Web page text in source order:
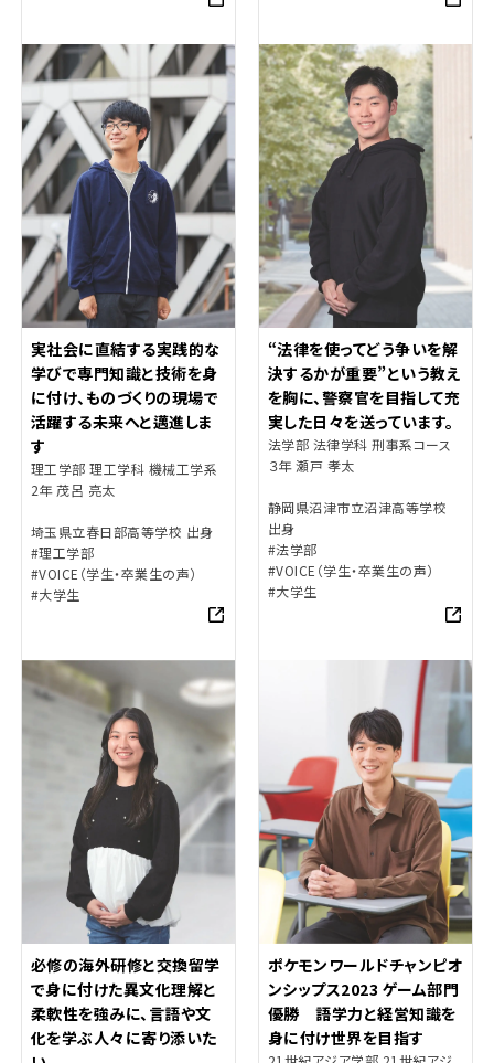
実社会に直結する実践的な
学びで専門知識と技術を身
に付け、ものづくりの現場で
活躍する未来へと邁進しま
す
理工学部 理工学科 機械工学系
2年 茂呂 亮太
埼玉県立春日部高等学校 出身
#理工学部
#VOICE（学生・卒業生の声）
#大学生
“法律を使ってどう争いを解
決するかが重要”という教え
を胸に、警察官を目指して充
実した日々を送っています。
法学部 法律学科 刑事系コース
３年 瀬戸 孝太
静岡県沼津市立沼津高等学校
出身
#法学部
#VOICE（学生・卒業生の声）
#大学生
必修の海外研修と交換留学
で身に付けた異文化理解と
柔軟性を強みに、言語や文
化を学ぶ人々に寄り添いた
ポケモンワールドチャンピオ
ンシップス2023 ゲーム部門
優勝 語学力と経営知識を
身に付け世界を目指す